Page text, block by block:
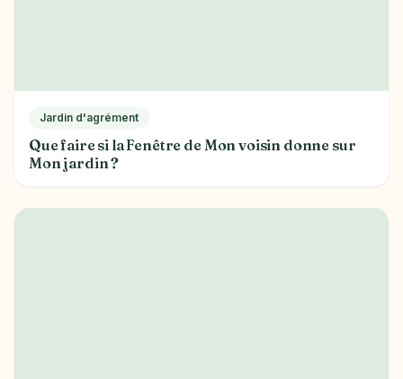
Jardin d'agrément
Que faire si la Fenêtre de Mon voisin donne sur
Mon jardin ?